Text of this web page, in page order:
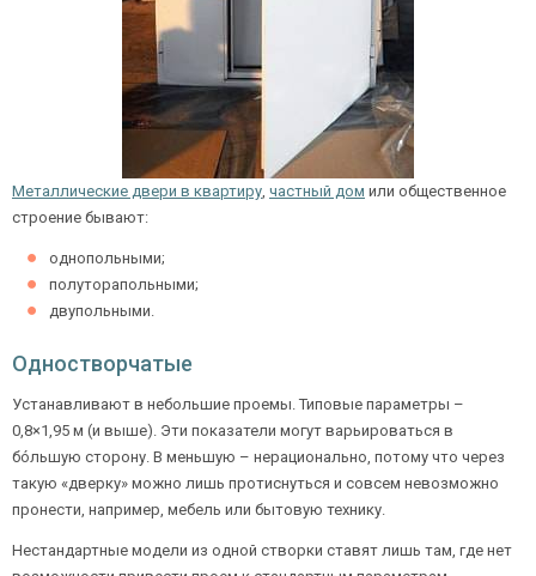
Металлические двери в квартиру, частный дом или общественное
строение бывают:
однопольными;
полуторапольными;
двупольными.
Одностворчатые
Устанавливают в небольшие проемы. Типовые параметры –
0,8×1,95 м (и выше). Эти показатели могут варьироваться в
бóльшую сторону. В меньшую – нерационально, потому что через
такую «дверку» можно лишь протиснуться и совсем невозможно
пронести, например, мебель или бытовую технику.
Нестандартные модели из одной створки ставят лишь там, где нет